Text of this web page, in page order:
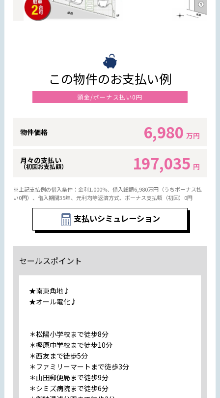
この物件のお支払い例
頭金/ボーナス払い0円
物件価格 6,980 万円
月々の支払い
（初回お支払額） 197,035 円
※上記支払例の借入条件：金利1.000%、借入総額6,980万円（うちボーナス払
い0円）、借入期間35年、元利均等返済方式、ボーナス支払額（初回）0円
支払いシミュレーション
セールスポイント
★南東角地♪
★オール電化♪
＊松陽小学校まで徒歩8分
＊樫原中学校まで徒歩10分
＊西友まで徒歩5分
＊ファミリーマートまで徒歩3分
＊山田郵便局まで徒歩9分
＊シミズ病院まで徒歩6分